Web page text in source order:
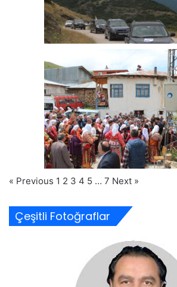
« Previous 1 2 3 4 5 … 7 Next »
Çeşitli Fotoğraflar